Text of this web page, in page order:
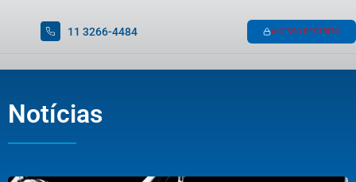
11 3266-4484 ACESSO RESTRITO
Notícias